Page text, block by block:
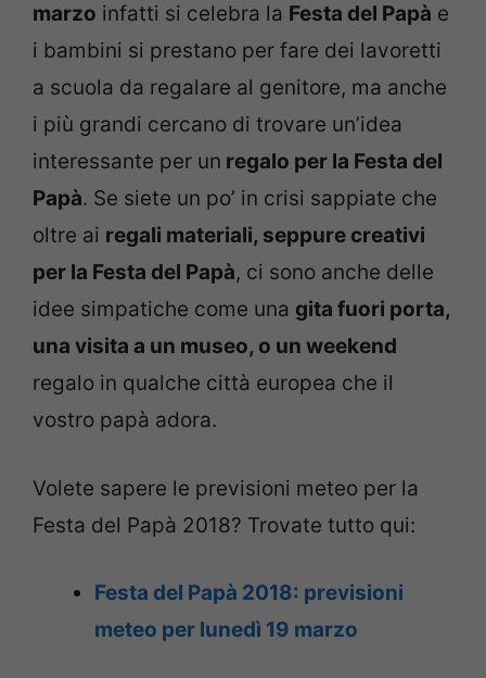
marzo infatti si celebra la Festa del Papà e
i bambini si prestano per fare dei lavoretti
a scuola da regalare al genitore, ma anche
i più grandi cercano di trovare un’idea
interessante per un regalo per la Festa del
Papà. Se siete un po’ in crisi sappiate che
oltre ai regali materiali, seppure creativi
per la Festa del Papà, ci sono anche delle
idee simpatiche come una gita fuori porta,
una visita a un museo, o un weekend
regalo in qualche città europea che il
vostro papà adora.
Volete sapere le previsioni meteo per la
Festa del Papà 2018? Trovate tutto qui:
Festa del Papà 2018: previsioni
meteo per lunedì 19 marzo